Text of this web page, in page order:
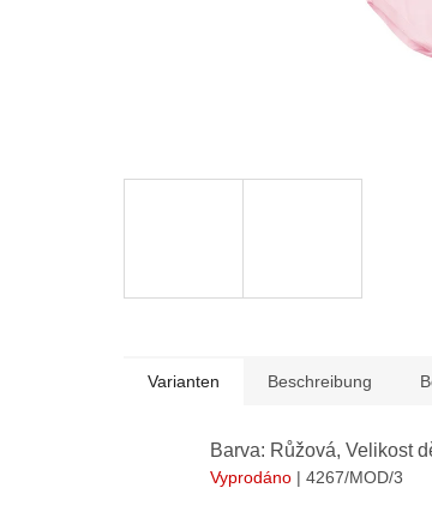
Varianten Beschreibung
Barva: Růžová, Velikost
Vyprodáno | 4267/MOD/3